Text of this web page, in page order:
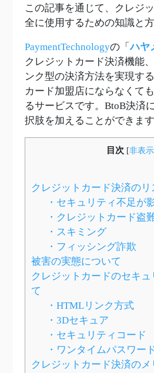
この記事を通じて、クレジ
全に使用するための知識と
PaymentTechnologyの「ハヤ
クレジットカード決済機能
ンク型の決済方法を実現す
カード加盟店にならなくて
るサービスです。BtoB決済
択肢を加えることができます
目次 [非表示
クレジットカード決済のリ
・セキュリティ不足が
・クレジットカード盗
・スキミング
・フィッシング詐欺
被害の実態について
クレジットカードのセキ
て
・HTMLリンク方式
・3Dセキュア
・セキュリティコード
・ワンタイムパスワー
クレジットカード決済の